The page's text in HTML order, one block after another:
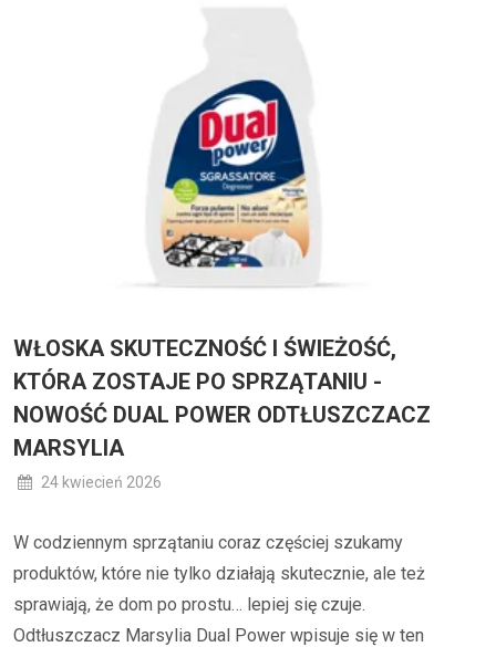
WŁOSKA SKUTECZNOŚĆ I ŚWIEŻOŚĆ,
KTÓRA ZOSTAJE PO SPRZĄTANIU -
NOWOŚĆ DUAL POWER ODTŁUSZCZACZ
MARSYLIA
24 kwiecień 2026
W codziennym sprzątaniu coraz częściej szukamy
produktów, które nie tylko działają skutecznie, ale też
sprawiają, że dom po prostu… lepiej się czuje.
Odtłuszczacz Marsylia Dual Power wpisuje się w ten